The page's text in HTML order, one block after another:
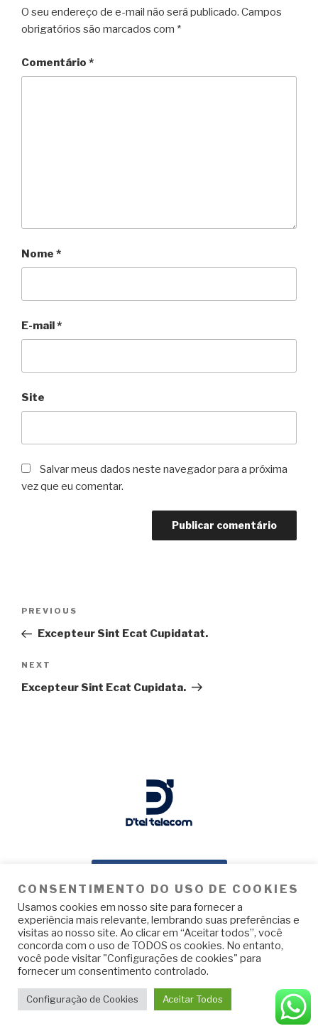
O seu endereço de e-mail não será publicado. Campos
obrigatórios são marcados com *
Comentário *
Nome *
E-mail*
Site
Salvar meus dados neste navegador para a próxima
vez que eu comentar.
PREVIOUS
Excepteur Sint Ecat Cupidatat.
NEXT
Excepteur Sint Ecat Cupidata.
Nosso Endereço
Whatsapp:(17) 4009-7200
CONSENTIMENTO DO USO DE COOKIES
Usamos cookies em nosso site para fornecer a
experiência mais relevante, lembrando suas preferências e
visitas ao nosso site. Ao clicar em “Aceitar todos”, você
concorda com o uso de TODOS os cookies. No entanto,
você pode visitar "Configurações de cookies" para
fornecer um consentimento controlado.
Configuração de Cookies Aceitar Todos